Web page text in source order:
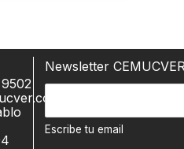
Newsletter
E
c
c
Escribe tu email